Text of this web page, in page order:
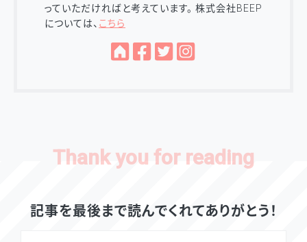
っていただければと考えています。 株式会社BEEP
については、 こちら
記事を最後まで読んでくれてありがとう！